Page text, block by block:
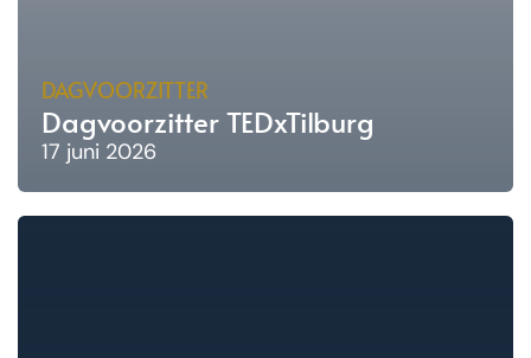
DAGVOORZITTER
Dagvoorzitter TEDxTilburg
17 juni 2026